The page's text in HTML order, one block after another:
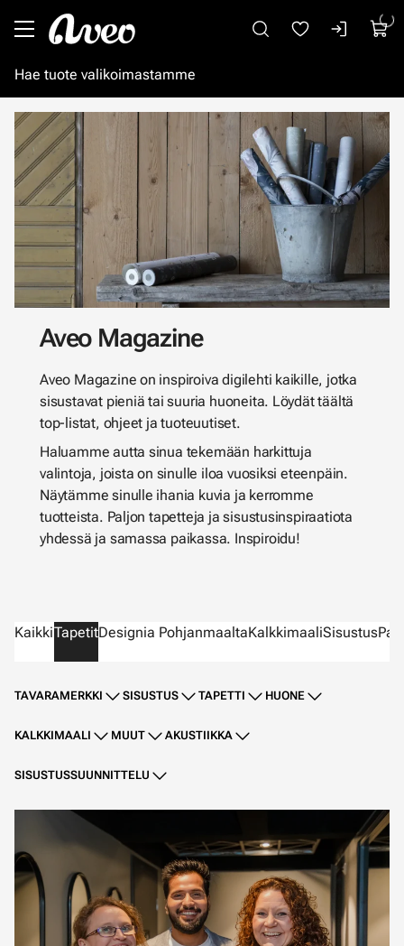
Aveo Magazine
Aveo Magazine on inspiroiva digilehti kaikille, jotka
sisustavat pieniä tai suuria huoneita. Löydät täältä
top-listat, ohjeet ja tuoteuutiset.
Haluamme autta sinua tekemään harkittuja
valintoja, joista on sinulle iloa vuosiksi eteenpäin.
Näytämme sinulle ihania kuvia ja kerromme
tuotteista. Paljon tapetteja ja sisustusinspiraatiota
yhdessä ja samassa paikassa. Inspiroidu!
KaikkiTapetitDesignia PohjanmaaltaKalkkimaaliSisustus
TAVARAMERKKI SISUSTUS TAPETTI HUONE
KALKKIMAALI MUUT AKUSTIIKKA
SISUSTUSSUUNNITTELU